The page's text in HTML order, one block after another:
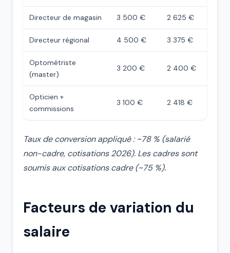
Directeur de magasin 3 500 € 2 625 €
Directeur régional 4 500 € 3 375 €
Optométriste
(master)
3 200 € 2 400 €
Opticien +
commissions
3 100 € 2 418 €
Taux de conversion appliqué : ~78 % (salarié
non-cadre, cotisations 2026). Les cadres sont
soumis aux cotisations cadre (~75 %).
Facteurs de variation du
salaire